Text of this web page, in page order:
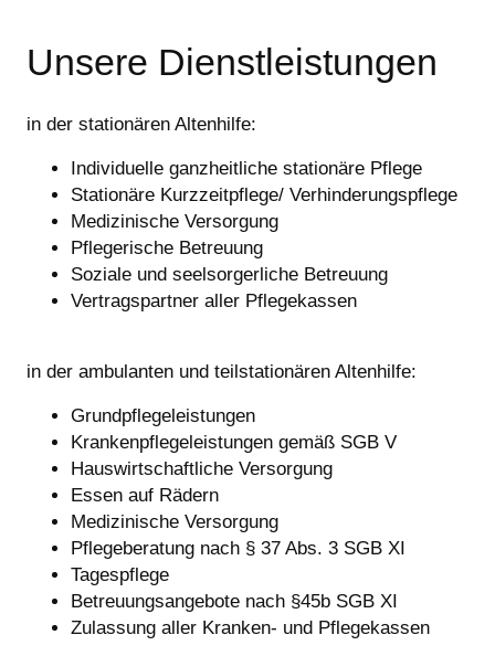
Unsere Dienstleistungen
in der stationären Altenhilfe:
Individuelle ganzheitliche stationäre Pflege
Stationäre Kurzzeitpflege/ Verhinderungspflege
Medizinische Versorgung
Pflegerische Betreuung
Soziale und seelsorgerliche Betreuung
Vertragspartner aller Pflegekassen
in der ambulanten und teilstationären Altenhilfe:
Grundpflegeleistungen
Krankenpflegeleistungen gemäß SGB V
Hauswirtschaftliche Versorgung
Essen auf Rädern
Medizinische Versorgung
Pflegeberatung nach § 37 Abs. 3 SGB XI
Tagespflege
Betreuungsangebote nach §45b SGB XI
Zulassung aller Kranken- und Pflegekassen